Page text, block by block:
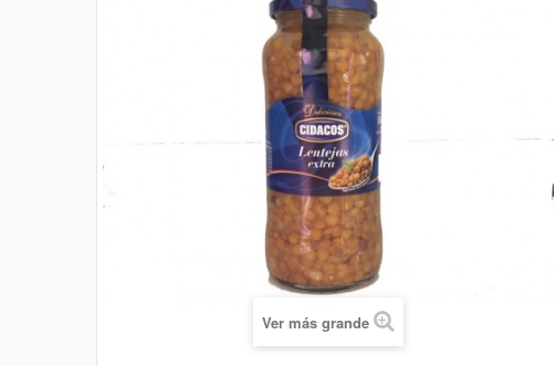
Ver más grande